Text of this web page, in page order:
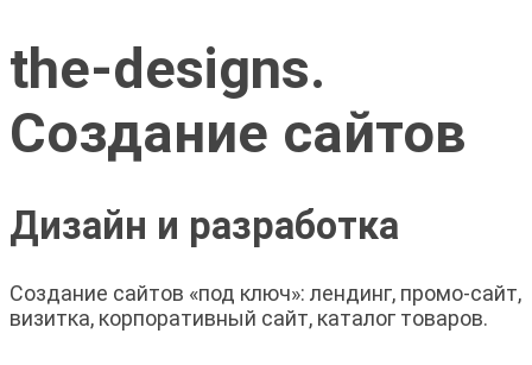
the-designs.
Создание сайтов
Дизайн и разработка
Создание сайтов «под ключ»: лендинг, промо-сайт,
визитка, корпоративный сайт, каталог товаров.